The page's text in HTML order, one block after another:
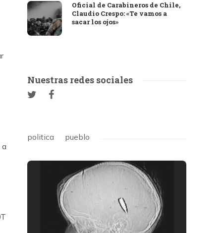
a
Oficial de Carabineros de Chile,
Claudio Crespo: «Te vamos a
sacar los ojos»
Nuestras redes sociales
politica pueblo